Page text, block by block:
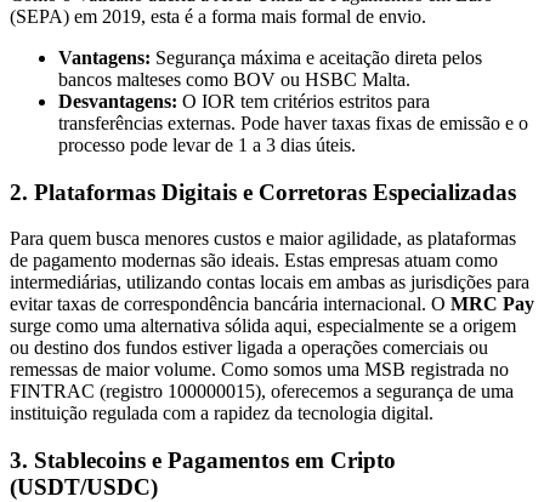
(SEPA) em 2019, esta é a forma mais formal de envio.
Vantagens: Segurança máxima e aceitação direta pelos
bancos malteses como BOV ou HSBC Malta.
Desvantagens: O IOR tem critérios estritos para
transferências externas. Pode haver taxas fixas de emissão e o
processo pode levar de 1 a 3 dias úteis.
2. Plataformas Digitais e Corretoras Especializadas
Para quem busca menores custos e maior agilidade, as plataformas
de pagamento modernas são ideais. Estas empresas atuam como
intermediárias, utilizando contas locais em ambas as jurisdições para
evitar taxas de correspondência bancária internacional. O MRC Pay
surge como uma alternativa sólida aqui, especialmente se a origem
ou destino dos fundos estiver ligada a operações comerciais ou
remessas de maior volume. Como somos uma MSB registrada no
FINTRAC (registro 100000015), oferecemos a segurança de uma
instituição regulada com a rapidez da tecnologia digital.
3. Stablecoins e Pagamentos em Cripto
(USDT/USDC)